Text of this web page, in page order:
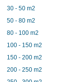
30 - 50 m2
50 - 80 m2
80 - 100 m2
100 - 150 m2
150 - 200 m2
200 - 250 m2